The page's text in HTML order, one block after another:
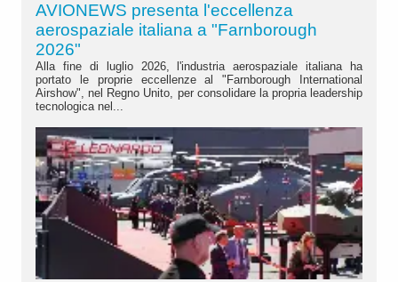
AVIONEWS presenta l'eccellenza
aerospaziale italiana a "Farnborough
2026"
Alla fine di luglio 2026, l'industria aerospaziale italiana ha
portato le proprie eccellenze al "Farnborough International
Airshow", nel Regno Unito, per consolidare la propria leadership
tecnologica nel...